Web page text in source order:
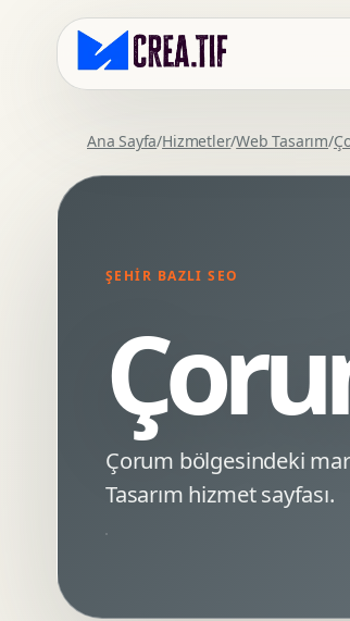
Kurumsal Web Tasarim
SEO Uyumlu Web Tasarim
Webflow Web Tasarim
Framer Web Tasarim
Kurumsal Site Yenileme
Dashboard
Minimal Logo Tasarimi
Premium Logo Tasarimi
Logo Revizyonu
Google Ads
Ana Sayfa/Hizmetler/Web Tasarım/
ŞEHIR BAZLI SEO
Çorum bölgesindeki
Tasarım hizmet sayfası.